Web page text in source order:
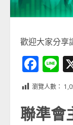
歡迎大家分享
瀏覽人數：
聯準會